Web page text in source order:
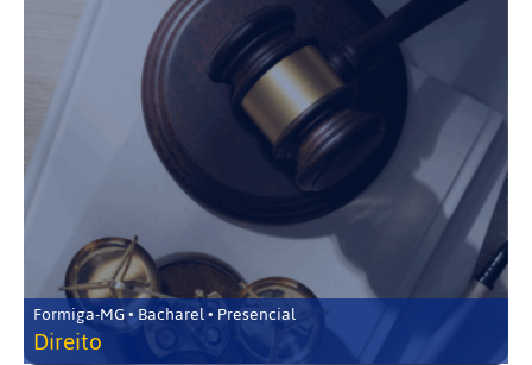
Formiga-MG • Bacharel • Presencial
Direito